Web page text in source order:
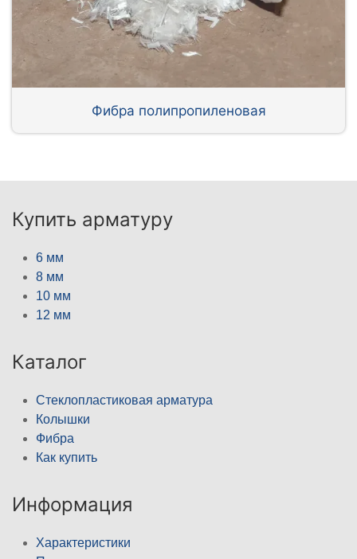
Фибра полипропиленовая
Купить арматуру
6 мм
8 мм
10 мм
12 мм
Каталог
Стеклопластиковая арматура
Колышки
Фибра
Как купить
Информация
Характеристики